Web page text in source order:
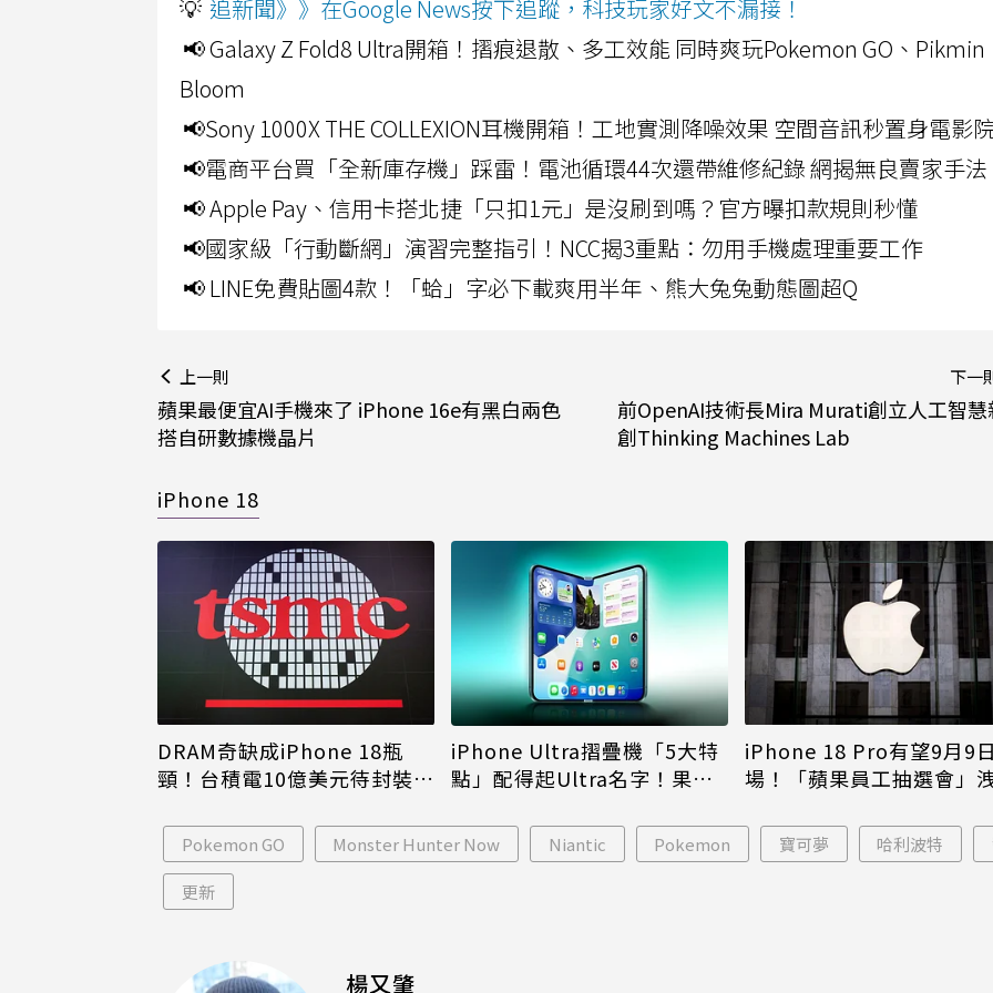
💡 追新聞》》在Google News按下追蹤，科技玩家好文不漏接！
📢 Galaxy Z Fold8 Ultra開箱！摺痕退散、多工效能 同時爽玩Pokemon GO、Pikmin
Bloom
📢Sony 1000X THE COLLEXION耳機開箱！工地實測降噪效果 空間音訊秒置身電影
📢電商平台買「全新庫存機」踩雷！電池循環44次還帶維修紀錄 網揭無良賣家手法
📢 Apple Pay、信用卡搭北捷「只扣1元」是沒刷到嗎？官方曝扣款規則秒懂
📢國家級「行動斷網」演習完整指引！NCC揭3重點：勿用手機處理重要工作
📢 LINE免費貼圖4款！「蛤」字必下載爽用半年、熊大兔兔動態圖超Q
上一則
蘋果最便宜AI手機來了 iPhone 16e有黑白兩色
搭自研數據機晶片
下一
前OpenAI技術長Mira Murati創立人工智慧
創Thinking Machines Lab
iPhone 18
DRAM奇缺成iPhone 18瓶
頸！台積電10億美元待封裝晶
iPhone Ultra摺疊機「5大特
點」配得起Ultra名字！果粉
iPhone 18 Pro有望9月9
場！「蘋果員工抽選會」
Pokemon GO Monster Hunter Now Niantic Pokemon 寶可夢 哈利波特
更新
楊又肇